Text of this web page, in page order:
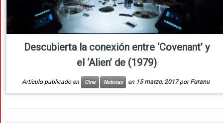
Descubierta la conexión entre ‘Covenant’ y
el ‘Alien’ de (1979)
Artículo publicado en Cine Noticias en 15 marzo, 2017 porFuranu